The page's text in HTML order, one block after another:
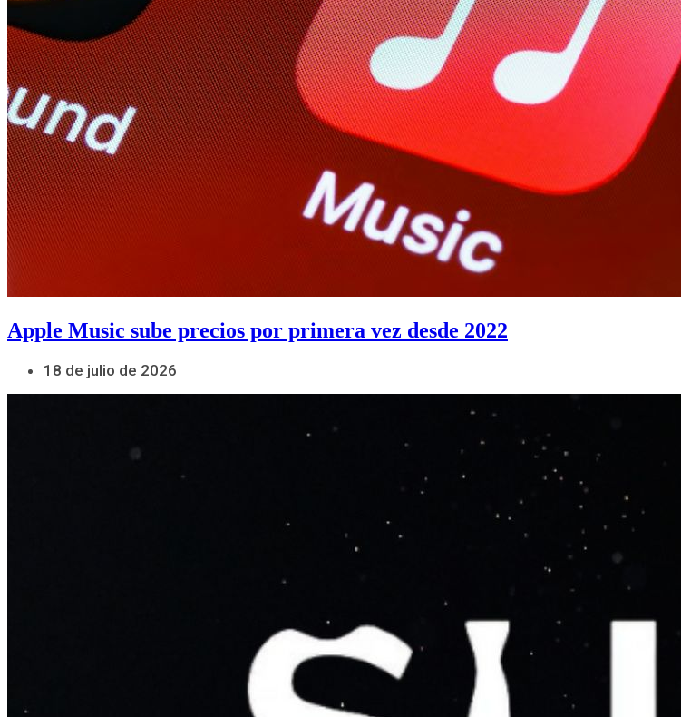
Apple Music sube precios por primera vez desde 2022
18 de julio de 2026